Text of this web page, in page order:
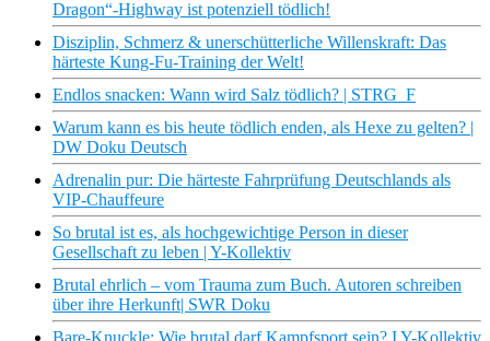
Dragon“-Highway ist potenziell tödlich!
Disziplin, Schmerz & unerschütterliche Willenskraft: Das
härteste Kung-Fu-Training der Welt!
Endlos snacken: Wann wird Salz tödlich? | STRG_F
Warum kann es bis heute tödlich enden, als Hexe zu gelten? |
DW Doku Deutsch
Adrenalin pur: Die härteste Fahrprüfung Deutschlands als
VIP-Chauffeure
So brutal ist es, als hochgewichtige Person in dieser
Gesellschaft zu leben | Y-Kollektiv
Brutal ehrlich – vom Trauma zum Buch. Autoren schreiben
über ihre Herkunft| SWR Doku